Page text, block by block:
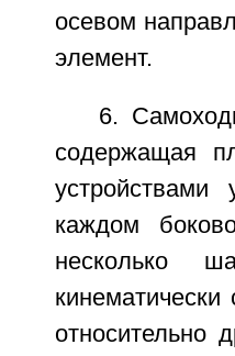
осевом
элемент.
6.
содержащая
каждом
несколько
относительно